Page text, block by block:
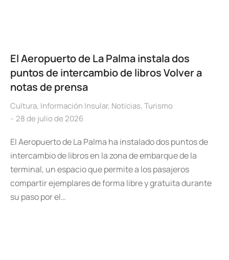
El Aeropuerto de La Palma instala dos
puntos de intercambio de libros Volver a
notas de prensa
Cultura, Información Insular, Noticias, Turismo
28 de julio de 2026
El Aeropuerto de La Palma ha instalado dos puntos de
intercambio de libros en la zona de embarque de la
terminal, un espacio que permite a los pasajeros
compartir ejemplares de forma libre y gratuita durante
su paso por el…